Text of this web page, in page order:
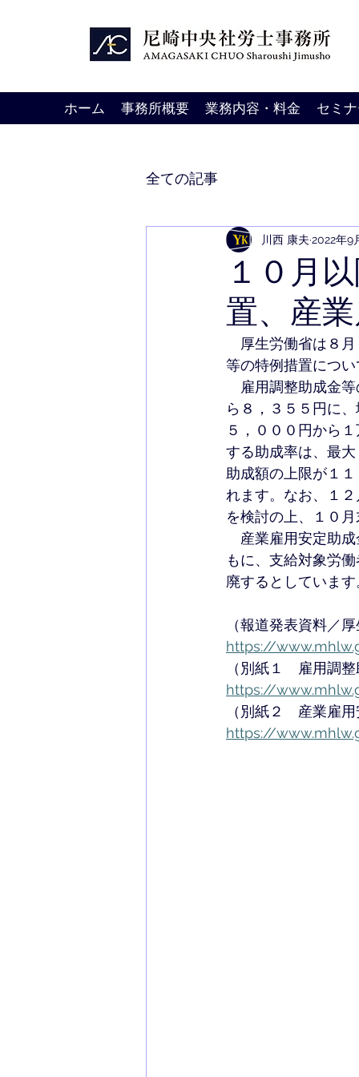
ホーム 事務所概要 業務内容・料金 セミ
全ての記事
１０月
置、産
川西 康夫 2022年9
厚生労働省は８月
等の特例措置につ
雇用調整助成金等
ら８，３５５円に
５，０００円から
する助成率は、最
助成額の上限が１
れます。なお、１
を検討の上、１０
産業雇用安定助成
もに、支給対象労
廃するとしています
（報道発表資料／
https://
（別紙１　雇用調
https://
（別紙２　産業雇
https://